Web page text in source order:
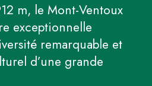
m, le Mont-Ventoux
exceptionnelle
remarquable et
d’une grande